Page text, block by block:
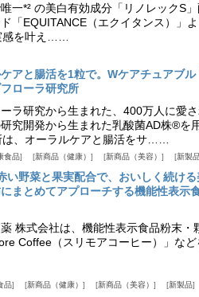
一*² の美白有効成分「リノレックS
「EQUITANCE（エクイタンス）」
感を叶え……
アと腸活を1粒で。Wケアチュアブ
ローラ研究所
ラ研究から生まれた、400万人に愛
究開発から生まれた乳酸菌AD株®を
、オーラルケアと腸活をサ……
食品 新商品（健康） 新商品（美容） 新製
い野菜と果実配合で、おいしく続ける
まとめてアプローチする機能性表示
株式会社は、機能性表示食品粉末
Coffee（スリモアコーヒー）」な
品 新商品（健康） 新商品（美容） 新製品